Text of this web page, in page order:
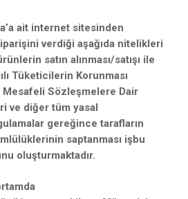
ait internet sitesinden
verdiği aşağıda nitelikleri
satın alınması/satışı ile
Tüketicilerin Korunması
Mesafeli Sözleşmelere Dair
ve diğer tüm yasal
gereğince tarafların
saptanması işbu
oluşturmaktadır.